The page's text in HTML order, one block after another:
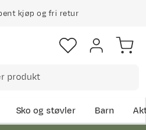
kjøp og fri retur
Sko og støvler Barn